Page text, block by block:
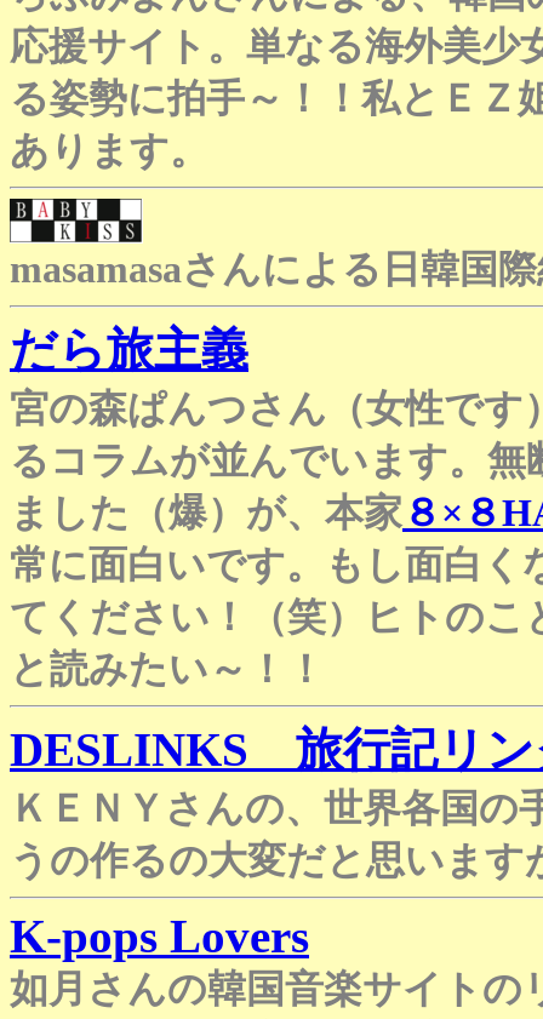
応援サイト。単なる海外美少
る姿勢に拍手～！！私とＥＺ
あります。
masamasaさんによる日韓国
だら旅主義
宮の森ぱんつさん（女性で
るコラムが並んでいます。
ました（爆）が、本家 ８×８
常に面白いです。もし面白く
てください！（笑）ヒトの
と読みたい～！！
DESLINKS 旅行記リン
ＫＥＮＹさんの、世界各国
うの作るの大変だと思いま
K-pops Lovers
如月さんの韓国音楽サイト